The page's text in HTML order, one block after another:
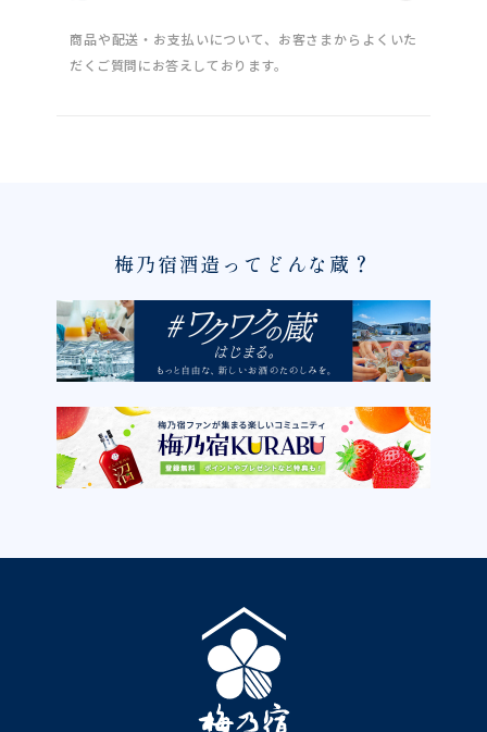
商品や配送・お支払いについて、お客さまからよくいた
だくご質問にお答えしております。
梅乃宿酒造ってどんな蔵？